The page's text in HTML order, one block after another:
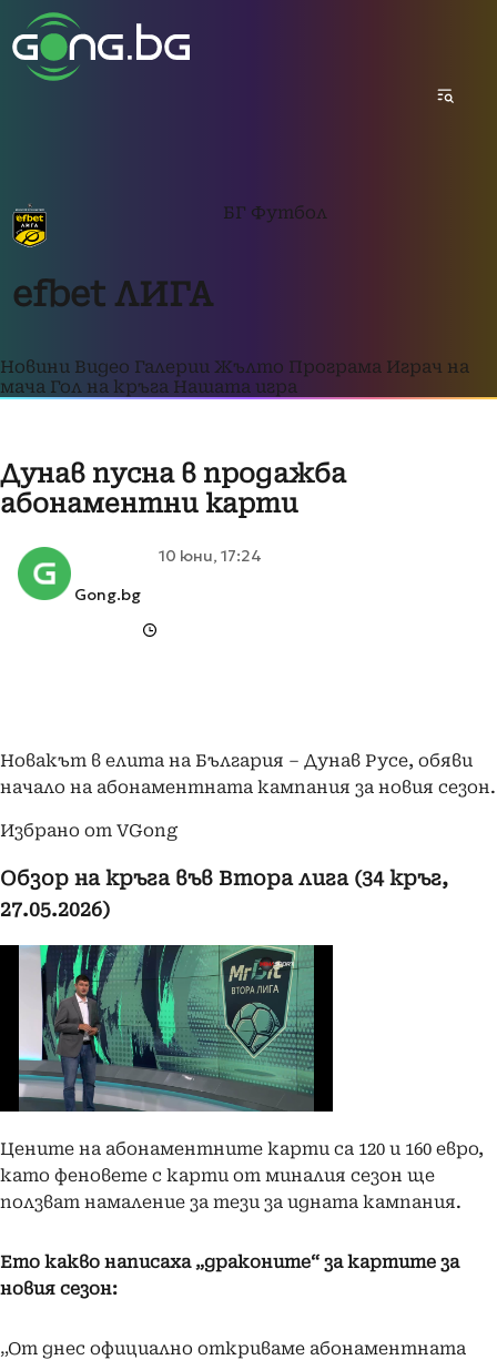
БГ Футбол
efbet ЛИГА
Новини Видео Галерии Жълто Програма Играч на
мача Гол на кръга Нашата игра
Дунав пусна в продажба
абонаментни карти
Gong.bg
10 юни, 17:24
Новакът в елита на България – Дунав Русе, обяви
начало на абонаментната кампания за новия сезон.
Избрано от VGong
Обзор на кръга във Втора лига (34 кръг,
27.05.2026)
Цените на абонаментните карти са 120 и 160 евро,
като феновете с карти от миналия сезон ще
ползват намаление за тези за идната кампания.
Ето какво написаха „драконите“ за картите за
новия сезон:
„От днес официално откриваме абонаментната